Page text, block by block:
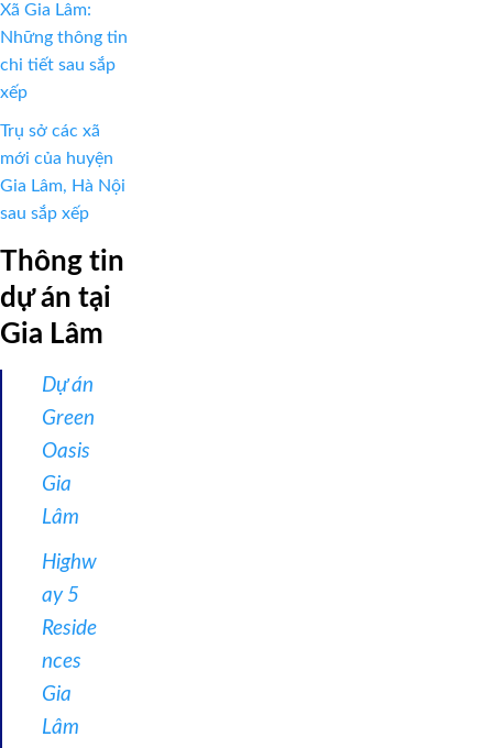
Xã Gia Lâm:
Những thông tin
chi tiết sau sắp
xếp
Trụ sở các xã
mới của huyện
Gia Lâm, Hà Nội
sau sắp xếp
Thông tin
dự án tại
Gia Lâm
Dự án
Green
Oasis
Gia
Lâm
Highw
ay 5
Reside
nces
Gia
Lâm